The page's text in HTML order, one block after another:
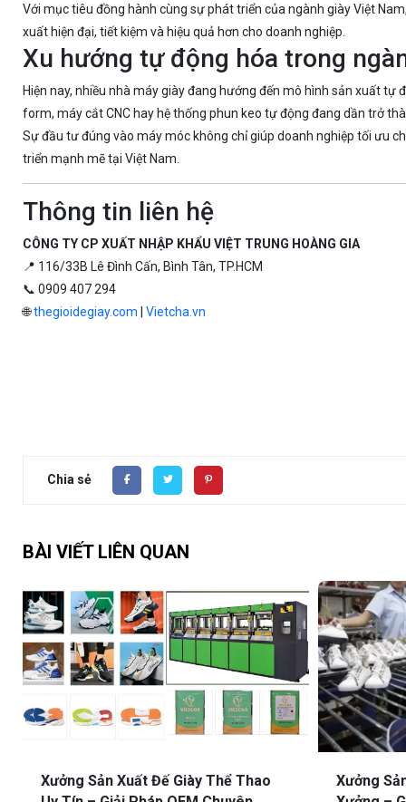
Với mục tiêu đồng hành cùng sự phát triển của ngành giày Việt
xuất hiện đại, tiết kiệm và hiệu quả hơn cho doanh nghiệp.
Xu hướng tự động hóa trong
Hiện nay, nhiều nhà máy giày đang hướng đến mô hình sản xuất
form, máy cắt CNC hay hệ thống phun keo tự động đang dần trở
Sự đầu tư đúng vào máy móc không chỉ giúp doanh nghiệp tối ưu
triển mạnh mẽ tại Việt Nam.
Thông tin liên hệ
CÔNG TY CP XUẤT NHẬP KHẨU VIỆT TRUNG HOÀNG GIA
📍 116/33B Lê Đình Cấn, Bình Tân, TP.HCM
📞 0909 407 294
🌐thegioidegiay.com Vietcha.vn
Chia sẻ
BÀI VIẾT LIÊN QUAN
Xưởng Sản Xuất Đế Giày Thể Thao
Xưởng